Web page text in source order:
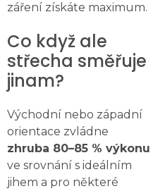
záření získáte maximum.
Co když ale
střecha směřuje
jinam?
Východní nebo západní
orientace zvládne
zhruba 80–85 % výkonu
ve srovnání s ideálním
jihem a pro některé